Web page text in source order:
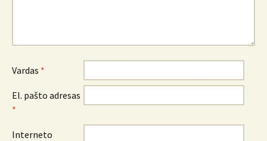
Vardas *
El. pašto adresas
*
Interneto